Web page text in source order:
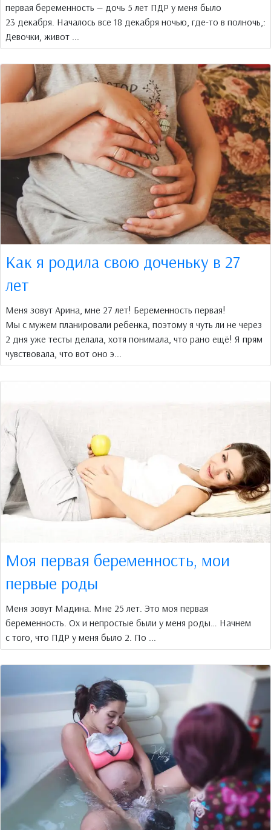
первая беременность — дочь 5 лет ПДР у меня было
23 декабря. Началось все 18 декабря ночью, где-то в полночь,:
Девочки, живот ...
Как я родила свою доченьку в 27
лет
Меня зовут Арина, мне 27 лет! Беременность первая!
Мы с мужем планировали ребенка, поэтому я чуть ли не через
2 дня уже тесты делала, хотя понимала, что рано ещё! Я прям
чувствовала, что вот оно э...
Моя первая беременность, мои
первые роды
Меня зовут Мадина. Мне 25 лет. Это моя первая
беременность. Ох и непростые были у меня роды… Начнем
с того, что ПДР у меня было 2. По ...